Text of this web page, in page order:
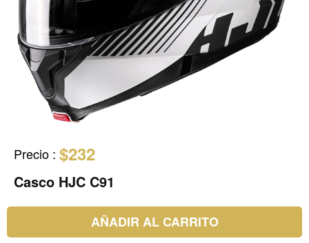
Precio : $232
Casco HJC C91
AÑADIR AL CARRITO